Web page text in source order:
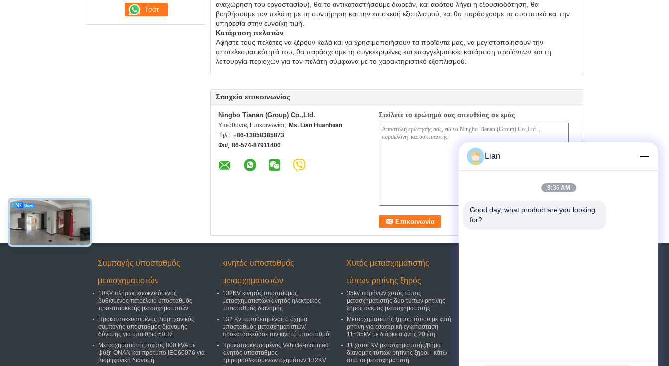
αναχώρηση του εργοστασίου), θα το αντικαταστήσουμε δωρεάν, και αφότου λήγει η εξουσιοδότηση, θα
βοηθήσουμε τον πελάτη με τη συντήρηση και την επισκευή εξοπλισμού, και θα παράσχουμε τα συστατικά και την
υπηρεσία στην ευνοϊκή τιμή.
Κατάρτιση πελατών
Αφήστε τους πελάτες να ξέρουν καλά και να χρησιμοποιήσουν τα προϊόντα μας, να μεγιστοποιήσουν την
αποτελεσματικότητά του, θα παράσχουμε τη συγκεκριμένες και επαγγελματικές κατάρτιση προϊόντων και τη
λειτουργία περιοχών για τον πελάτη σύμφωνα με το χαρακτηριστικό εξοπλισμού.
Στοιχεία επικοινωνίας
Ningbo Tianan (Group) Co.,Ltd.
Υπεύθυνος Επικοινωνίας: Ms. Lian Huanhuan
Τηλ.:: +86-13858385873
Φαξ: 86-574-87911400
Στείλετε το ερώτημά σας απευθείας σε εμάς
(0 / 3000)
Συμπαγής υποσταθμός
μετασχηματιστών
10KV πλήρως εσωκλειόμενος
βυθισμένος πετρέλαιο υποσταθμός
προκατασκευής μετασχηματιστών
Προκατασκευασμένος βιομηχανικός
συμπαγής υποσταθμός διανομής
δύναμης για υπαίθριο 50Hz
Μετασχηματιστής ισχύος 800 kVA με
ψύξη ONAN και πρότυπο IEC60076 για
βιομηχανική διανομή
κινητός υποσταθμός
μετασχηματιστών
132KV κινητός υποσταθμός
μετασχηματιστών/κινητός ηλεκτρικός
υποσταθμός διανομής
132 Kv τοποθετημένος ο όχημα
υποσταθμός μετασχηματιστών/
προκατασκεύασε τον κινητό υποσταθμό
Προκατασκευασμένος Vehicle-mounted
κινητός υποσταθμός
ημιρυμουλκούμενων οχημάτων 132KV
Χυτός μετασχηματιστής
τύπων ρητίνης ξηρός
35kv πυρήνων χυτός τύπος
μετασχηματιστής δύο τύπων ρητίνης
ξηρός άνεμος μετασχηματιστής
Μετασχηματιστής ξηρού τύπου με χυτή
ρητίνη για εσωτερική εγκατάσταση
11~35kV με διάρκεια ζωής 20 έτη
11 χυτοί KV μετασχηματιστής/βήμα
διανομής τύπων ρητίνης ξηροί - κάτω
από το μετασχηματιστή
Lian
9:36 AM
Good day, what product are you looking
for?